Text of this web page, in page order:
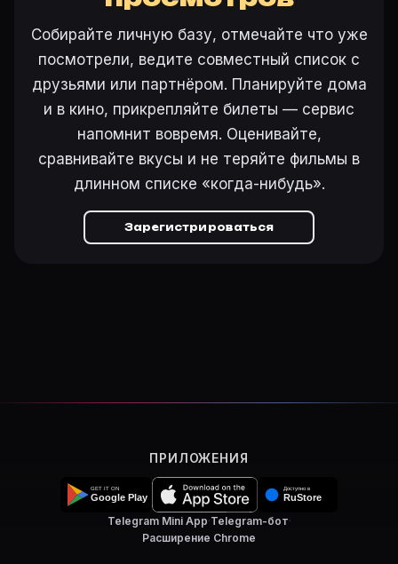
Собирайте личную базу, отмечайте что уже
посмотрели, ведите совместный список с
друзьями или партнёром. Планируйте дома
и в кино, прикрепляйте билеты — сервис
напомнит вовремя. Оценивайте,
сравнивайте вкусы и не теряйте фильмы в
длинном списке «когда-нибудь».
Зарегистрироваться
ПРИЛОЖЕНИЯ
Telegram Mini App·Telegram-бот·
Расширение Chrome